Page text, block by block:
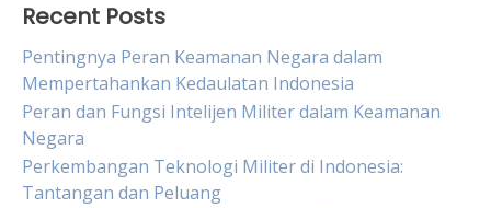
Recent Posts
Pentingnya Peran Keamanan Negara dalam
Mempertahankan Kedaulatan Indonesia
Peran dan Fungsi Intelijen Militer dalam Keamanan
Negara
Perkembangan Teknologi Militer di Indonesia:
Tantangan dan Peluang